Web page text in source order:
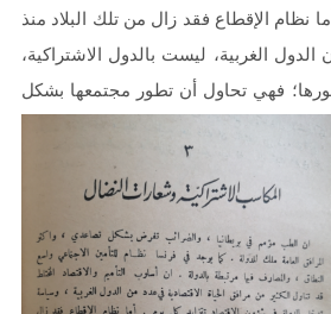
نظام الإقطاع فقد زال من تلك البلاد منذ
الغربية، ليست بالدول الاشتراكية،
فهي تحاول أن تطور مجتمعها بشكل